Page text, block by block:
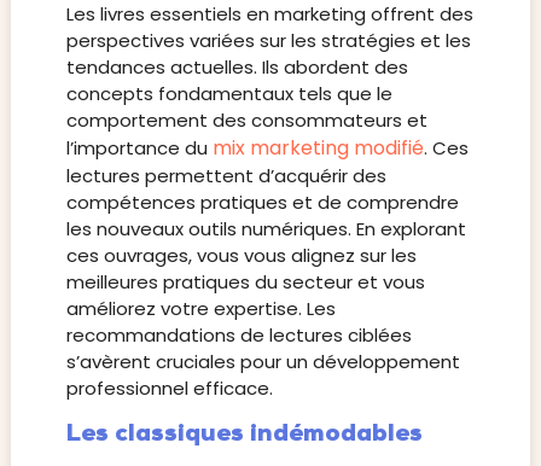
Les livres essentiels en marketing offrent des
perspectives variées sur les stratégies et les
tendances actuelles. Ils abordent des
concepts fondamentaux tels que le
comportement des consommateurs et
l’importance du mix marketing modifié. Ces
lectures permettent d’acquérir des
compétences pratiques et de comprendre
les nouveaux outils numériques. En explorant
ces ouvrages, vous vous alignez sur les
meilleures pratiques du secteur et vous
améliorez votre expertise. Les
recommandations de lectures ciblées
s’avèrent cruciales pour un développement
professionnel efficace.
Les classiques indémodables